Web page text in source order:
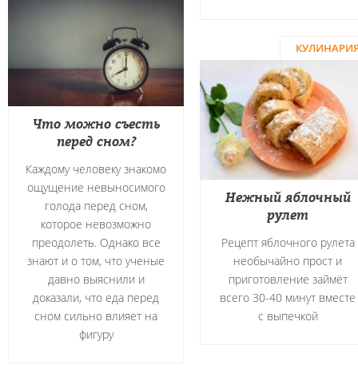
Что можно съесть
перед сном?
Каждому человеку знакомо
ощущение невыносимого
голода перед сном,
которое невозможно
преодолеть. Однако все
знают и о том, что ученые
давно выяснили и
доказали, что еда перед
сном сильно влияет на
фигуру
Нежный яблочный
рулет
Рецепт яблочного рулета
необычайно прост и
приготовление займёт
всего 30-40 минут вместе
с выпечкой